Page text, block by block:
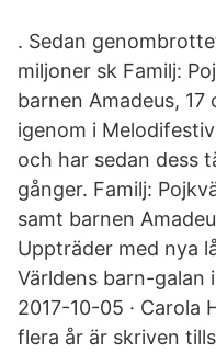
. Sedan
miljoner sk Familj:
barnen Amadeus,
igenom i
och har sedan dess
gånger. Familj:
samt barnen
Uppträder med nya
Världens barn-galan
2017-10-05 ·
flera år är skriven